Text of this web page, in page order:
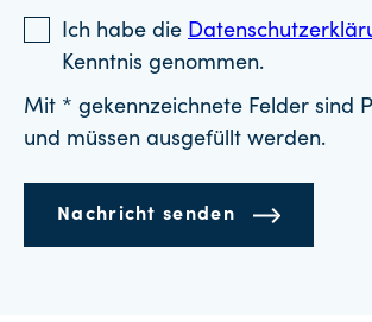
Ich habe die
Kenntnis genommen.
Mit * gekennzeichnete Felder sind
und müssen ausgefüllt werden.
Nachricht senden